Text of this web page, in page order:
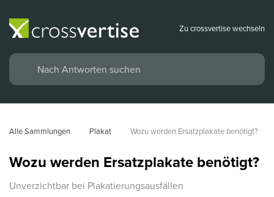
Zu crossvertise wechseln
Alle Sammlungen Plakat Wozu werden Ersatzplakate benötigt?
Wozu werden Ersatzplakate benötigt?
Unverzichtbar bei Plakatierungsausfällen